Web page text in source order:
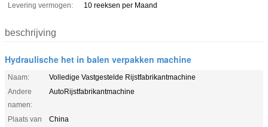
Levering vermogen:
10 reeksen per Maand
beschrijving
Hydraulische het in balen verpakken machine
Naam:
Volledige Vastgestelde Rijstfabrikantmachine
Andere
namen:
AutoRijstfabrikantmachine
Plaats van
China